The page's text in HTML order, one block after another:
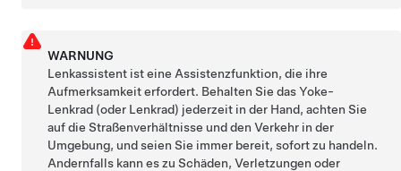
WARNUNG
Lenkassistent ist eine Assistenzfunktion, die ihre
Aufmerksamkeit erfordert. Behalten Sie dasYoke-
Lenkrad (oder Lenkrad) jederzeit in der Hand, achten Sie
auf die Straßenverhältnisse und den Verkehr in der
Umgebung, und seien Sie immer bereit, sofort zu handeln.
Andernfalls kann es zu Schäden, Verletzungen oder